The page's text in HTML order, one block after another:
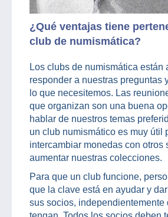
¿Qué ventajas tiene
club de numismática?
Los clubs de numismática están
responder a nuestras preguntas
lo que necesitemos. Las
que organizan son una buena
hablar de nuestros temas
un club numismático es muy útil
intercambiar monedas con otros
aumentar nuestras colecciones.
Para que un club funcione,
que la clave está en ayudar y
sus socios, independientemente